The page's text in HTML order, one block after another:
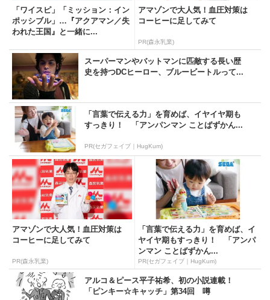
「ワイスピ」「ミッション：イン
ポッシブル」…『アクアマン／失
われた王国』と一緒に...
アマゾンで大人気！血圧対策は
コーヒーに足してみて
PR(森永乳業)
スーパーマンやバットマンに匹敵する長い歴
史を持つDCヒーロー、ブルービートルって...
「言葉で伝える力」を育めば、イヤイヤ期も
すっきり！ 「アンパンマン ことばずかん...
PR(セガフェイブ｜HugKum)
アマゾンで大人気！血圧対策は
コーヒーに足してみて
PR(森永乳業)
「言葉で伝える力」を育めば、イ
ヤイヤ期もすっきり！ 「アンパ
ンマン ことばずかん...
PR(セガフェイブ｜HugKum)
アルコ＆ピース平子祐希、初の小説連載！
「ピンキー☆キャッチ」第34回 噂